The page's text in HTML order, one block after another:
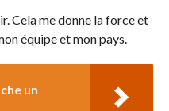
Cela me donne la force et
équipe et mon pays.
un